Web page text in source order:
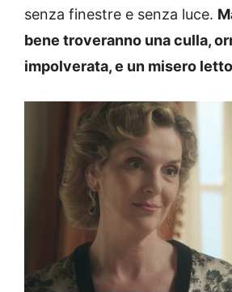
senza finestre e senza luce.
bene troveranno una culla,
impolverata, e un misero